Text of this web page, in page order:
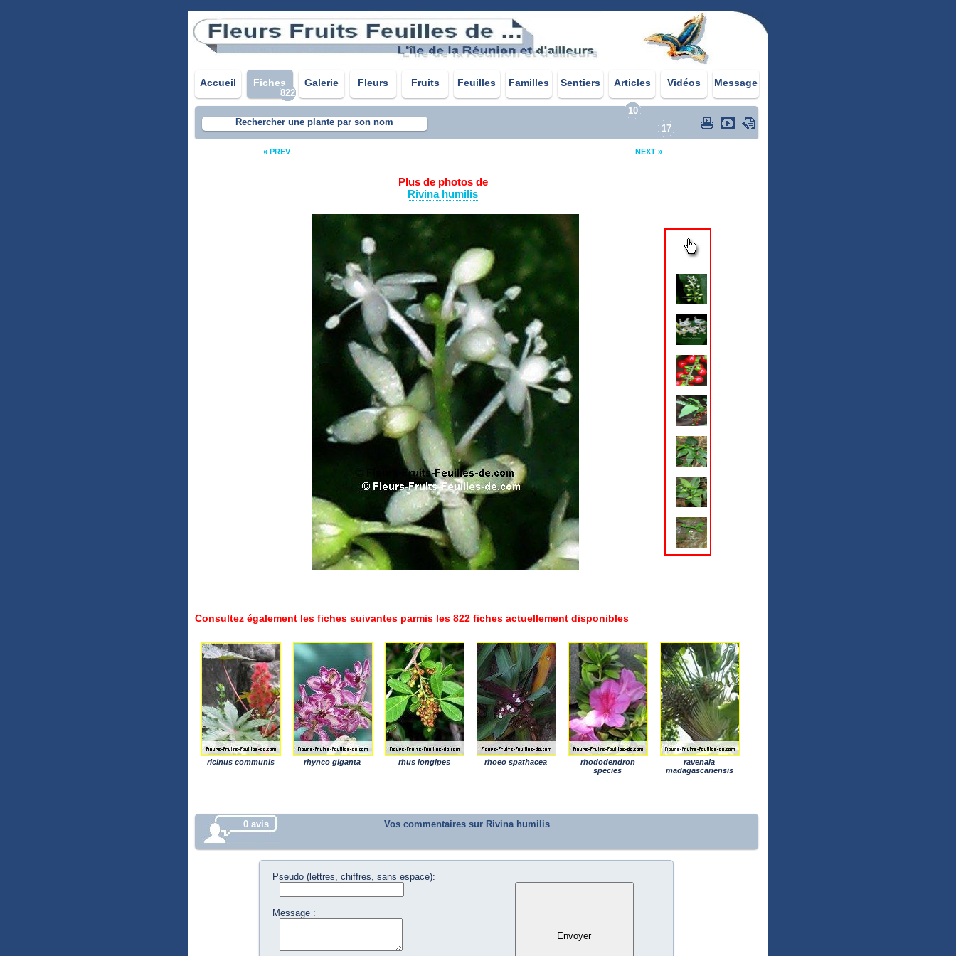
Accueil Fiches Galerie Fleurs Fruits Feuilles Familles Sentiers Articles Vidéos Message
822
10
17
Rechercher une plante par son nom
« PREV NEXT »
Plus de photos de
Rivina humilis
Consultez également les fiches suivantes parmis les 822 fiches actuellement disponibles
ricinus communis rhynco giganta rhus longipes rhoeo spathacea
rhododendron
species
ravenala
madagascariensis
0 avis Vos commentaires sur Rivina humilis
Pseudo (lettres, chiffres, sans espace):
Message :